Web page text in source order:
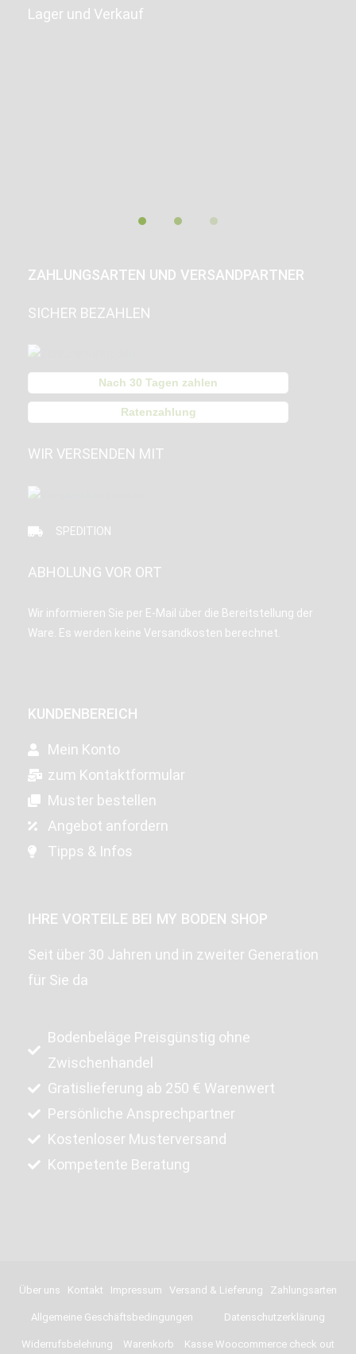
Lager und Verkauf
ZAHLUNGSARTEN UND VERSANDPARTNER
SICHER BEZAHLEN
Nach 30 Tagen zahlen
Ratenzahlung
WIR VERSENDEN MIT
SPEDITION
ABHOLUNG VOR ORT
Wir informieren Sie per E-Mail über die Bereitstellung der
Ware. Es werden keine Versandkosten berechnet.
KUNDENBEREICH
Mein Konto
zum Kontaktformular
Muster bestellen
Angebot anfordern
Tipps & Infos
IHRE VORTEILE BEI MY BODEN SHOP
Seit über 30 Jahren und in zweiter Generation
für Sie da
Bodenbeläge Preisgünstig ohne
Zwischenhandel
Gratislieferung ab 250 € Warenwert
Persönliche Ansprechpartner
Kostenloser Musterversand
Kompetente Beratung
Über uns Kontakt Impressum Versand & Lieferung Zahlungsarten
Allgemeine Geschäftsbedingungen Datenschutzerklärung
Widerrufsbelehrung Warenkorb Kasse Woocommerce check out